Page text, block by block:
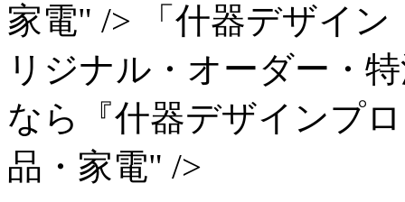
家電" />
「什器デザイ
リジナル・オーダー・
なら『什器デザインプ
品・家電" />